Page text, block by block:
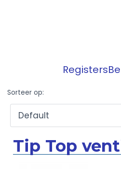
Registers
Sorteer op:
Tip Top